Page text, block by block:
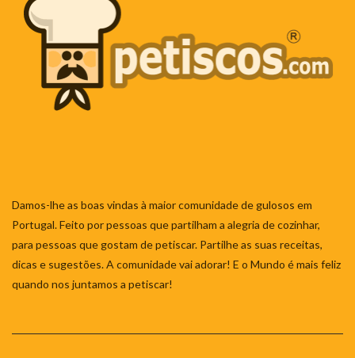
Damos-lhe as boas vindas à maior comunidade de gulosos em
Portugal. Feito por pessoas que partilham a alegria de cozinhar,
para pessoas que gostam de petiscar. Partilhe as suas receitas,
dicas e sugestões. A comunidade vai adorar! E o Mundo é mais feliz
quando nos juntamos a petiscar!